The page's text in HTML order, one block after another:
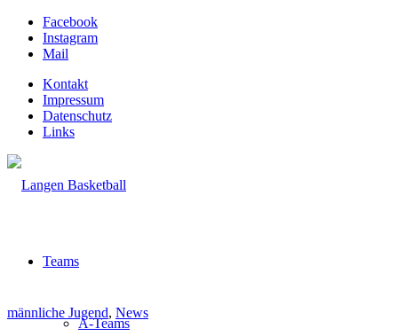
Facebook
Instagram
Mail
Kontakt
Impressum
Datenschutz
Links
Teams
A-Teams
männliche Jugend, News